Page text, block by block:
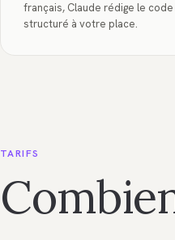
français, Claude rédige le
structuré à votre place.
TARIFS